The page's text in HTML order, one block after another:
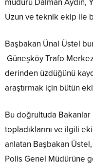
müdürü Dalman Aydın,
Uzun ve teknik ekip ile
Başbakan Ünal Üstel
Güneşköy Trafo
derinden üzdüğünü
araştırmak için bütün
Bu doğrultuda Bakanlar
topladıklarını ve ilgili
anlatan Başbakan Üstel,
Polis Genel Müdürüne